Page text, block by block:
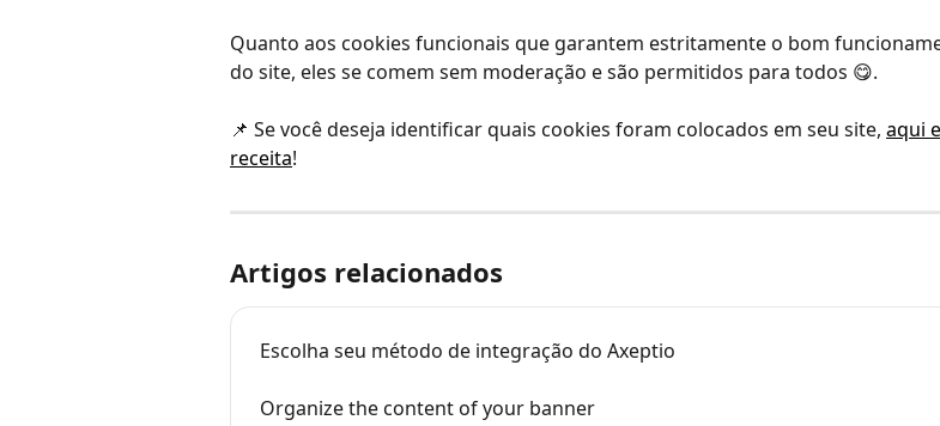
Quanto aos cookies funcionais que garantem estritamente o bom
do site, eles se comem sem moderação e são permitidos para todos 😋.
📌 Se você deseja identificar quais cookies foram colocados em seu site, aqui
receita!
Artigos relacionados
Escolha seu método de integração do Axeptio
Organize the content of your banner